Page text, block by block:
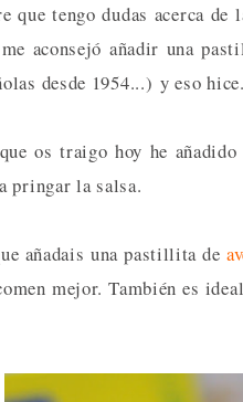
que tengo dudas acerca
aconsejó añadir una
desde 1954...) y eso hice.
os traigo hoy he
pringar la salsa.
añadais una pastillita de
mejor. También es